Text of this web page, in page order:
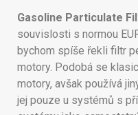
Gasoline Particulate
souvislosti s normou
bychom spíše řekli filtr
motory. Podobá se
motory, avšak používá
jej pouze u systémů s